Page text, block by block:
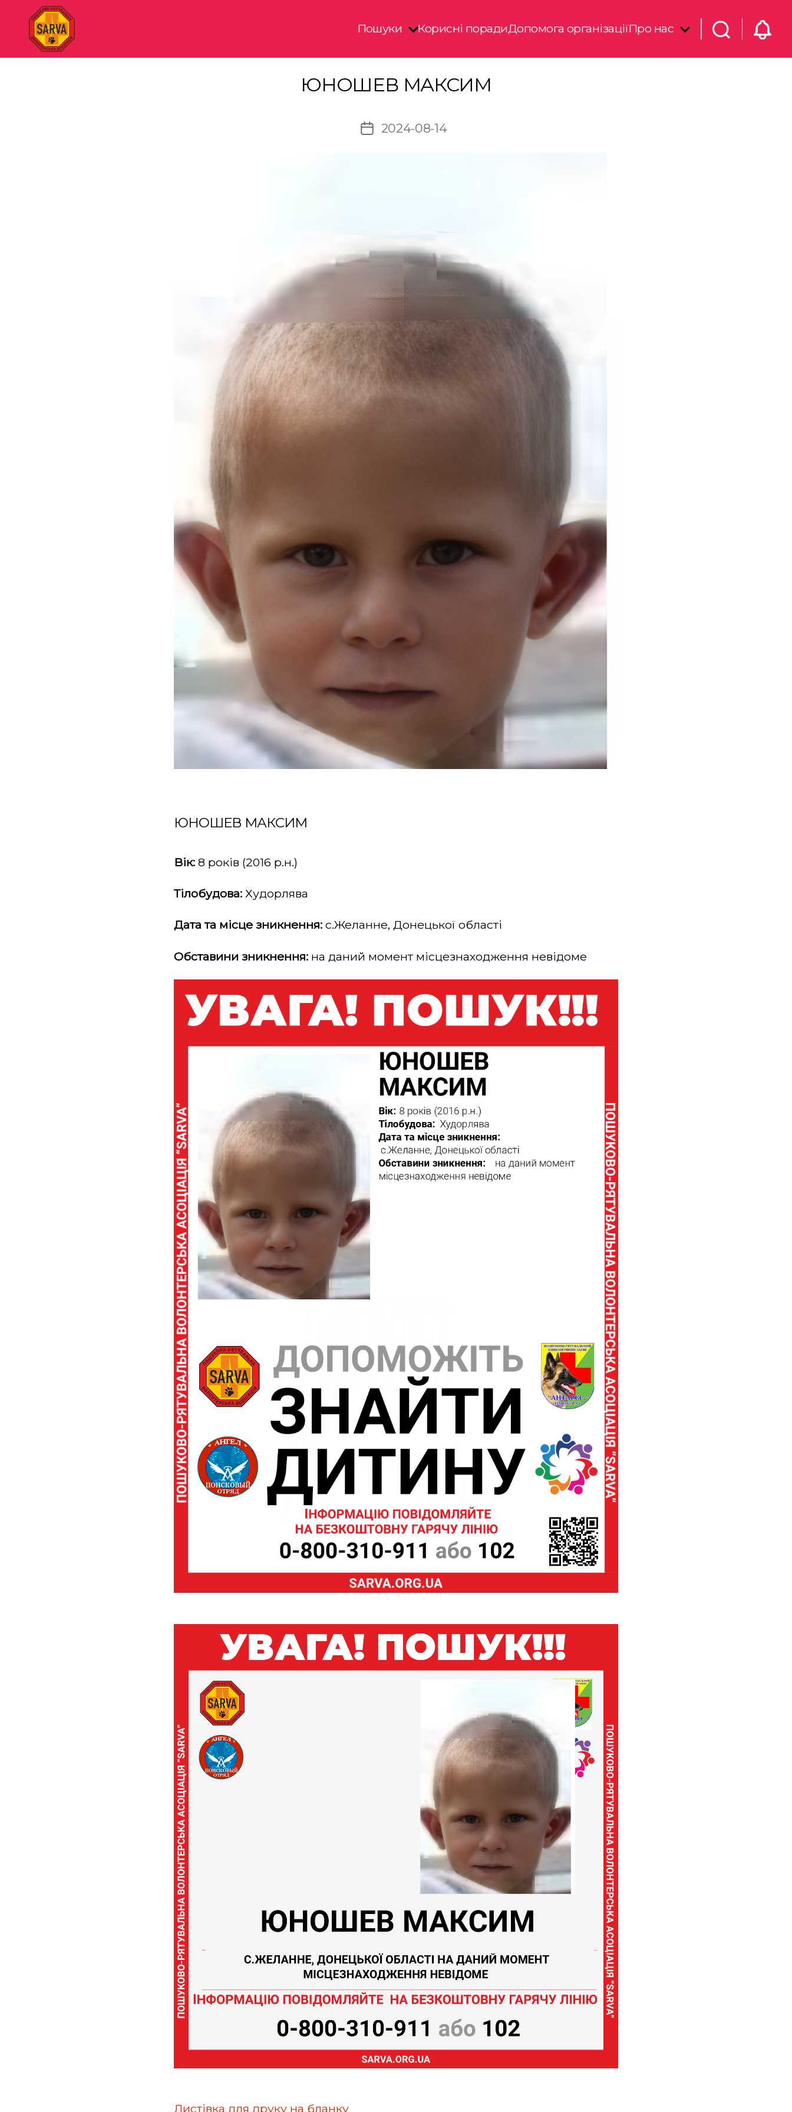
"SARVA"
Пошуки Корисні порадиДопомога організаціїПро нас
ЮНОШЕВ МАКСИМ
Дата2024-08-14
ЮНОШЕВ МАКСИМ
Вік: 8 років (2016 р.н.)
Тілобудова: Худорлява
Дата та місце зникнення: с.Желанне, Донецької області
Обставини зникнення: на даний момент місцезнаходження невідоме
Листівка для друку на бланку